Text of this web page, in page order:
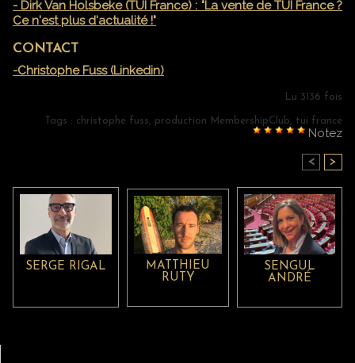
- Dirk Van Holsbeke (TUI France) : "La vente de TUI France ?
Ce n'est plus d'actualité !"
CONTACT
-Christophe Fuss (Linkedin)
Lu 3136 fois
Tags : christophe fuss, production MembershipClub, tui france
Notez
< >
SERGE RIGAL
MATTHIEU
RUTY
SENGUL
ANDRÉ